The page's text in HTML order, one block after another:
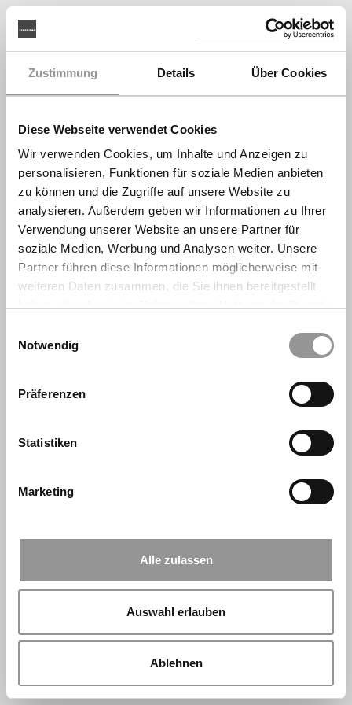
Zustimmung Details Über Cookies
Diese Webseite verwendet Cookies
Wir verwenden Cookies, um Inhalte und Anzeigen zu
personalisieren, Funktionen für soziale Medien anbieten
zu können und die Zugriffe auf unsere Website zu
analysieren. Außerdem geben wir Informationen zu Ihrer
Verwendung unserer Website an unsere Partner für
soziale Medien, Werbung und Analysen weiter. Unsere
Partner führen diese Informationen möglicherweise mit
weiteren Daten zusammen, die Sie ihnen bereitgestellt
Notwendig
Präferenzen
Statistiken
Marketing
Alle zulassen
Auswahl erlauben
Ablehnen